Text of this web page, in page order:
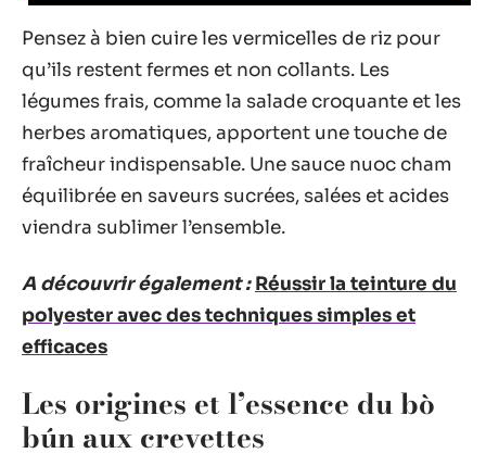
Pensez à bien cuire les vermicelles de riz pour
qu’ils restent fermes et non collants. Les
légumes frais, comme la salade croquante et les
herbes aromatiques, apportent une touche de
fraîcheur indispensable. Une sauce nuoc cham
équilibrée en saveurs sucrées, salées et acides
viendra sublimer l’ensemble.
A découvrir également : Réussir la teinture du
polyester avec des techniques simples et
efficaces
Les origines et l’essence du bò
bún aux crevettes